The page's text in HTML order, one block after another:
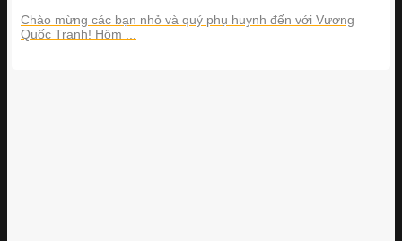
Chào mừng các bạn nhỏ và quý phụ huynh đến với Vương
Quốc Tranh! Hôm ...